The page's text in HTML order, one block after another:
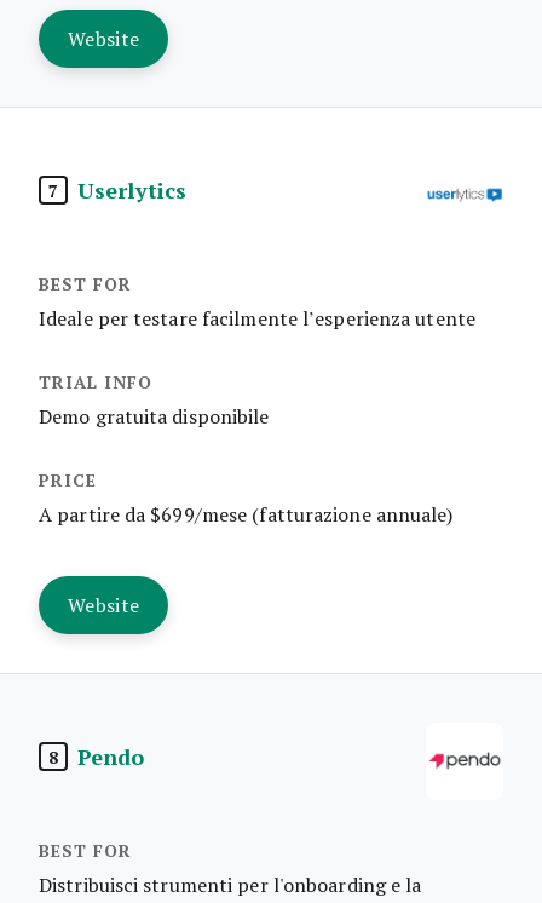
Website
7 Userlytics
Ideale per testare facilmente l’esperienza utente
Demo gratuita disponibile
A partire da $699/mese (fatturazione annuale)
Website
8 Pendo
Distribuisci strumenti per l'onboarding e la